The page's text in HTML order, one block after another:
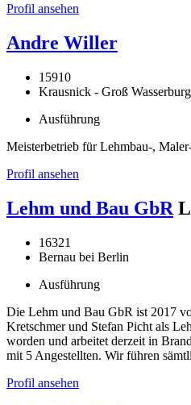
Profil ansehen
Andre Willer
15910
Krausnick - Groß Wasserburg
Ausführung
Meisterbetrieb für Lehmbau-,
Profil ansehen
Lehm und Bau GbR
16321
Bernau bei Berlin
Ausführung
Die Lehm und Bau GbR ist 2017
Kretschmer und Stefan Picht als
worden und arbeitet derzeit in
mit 5 Angestellten. Wir führen
Profil ansehen